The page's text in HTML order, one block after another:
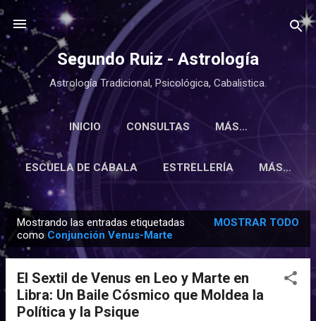
Ir al contenido principal
Segundo Ruiz - Astrología
Astrología Tradicional, Psicológica, Cabalistica.
INICIO CONSULTAS MÁS…
ESCUELA DE CÁBALA ESTRELLERÍA MÁS…
n
Mostrando las entradas etiquetadas
como Conjunción Venus-Marte
MOSTRAR TODO
El Sextil de Venus en Leo y Marte en
Libra: Un Baile Cósmico que Moldea la
Política y la Psique